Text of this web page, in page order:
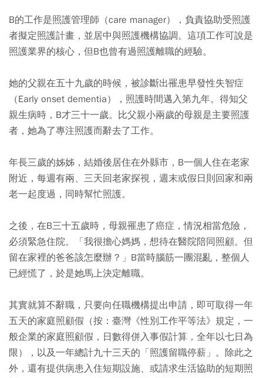
B的工作是照護管理師（care manager），負責協助受照護
者擬定照護計畫，並居中與照護機構協調。這項工作可說是
照護業界的核心，但B也曾有過照護離職的經驗。
她的父親在五十九歲的時候，被診斷出罹患早發性失智症
（Early onset dementia），照護時間邁入第九年。得知父
親生病時，B才三十一歲。比父親小兩歲的母親是主要照護
者，她為了專注照護而辭去了工作。
年長三歲的姊姊，結婚後居住在外縣市，B一個人住在老家
附近，每週有兩、三天回老家探視，週末或假日則回家和兩
老一起度過，同時幫忙照護。
之後，在B三十五歲時，母親罹患了癌症，情況相當危險，
必須緊急住院。「我很擔心媽媽，想待在醫院陪同照顧。但
留在家裡的爸爸該怎麼辦？」B當時腦筋一團混亂，整個人
已經慌了，於是她馬上決定離職。
其實就算不辭職，只要向任職機構提出申請，即可取得一年
五天的家庭照顧假（按：臺灣《性別工作平等法》規定，一
般企業的家庭照顧假，日數得併入事假計算，全年以七日為
限），以及一年總計九十三天的「照護留職停薪」。除此之
外，還有提供病患入住短期設施、或請求生活協助的短期照